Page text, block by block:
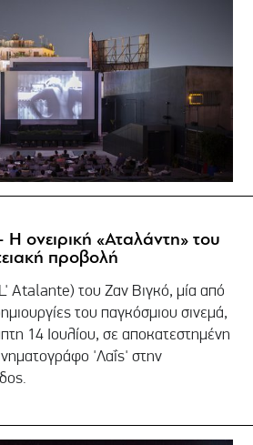
Η ονειρική «Αταλάντη» του
προβολή
Atalante) του Ζαν Βιγκό, μία από
του παγκόσμιου σινεμά,
14 Ιουλίου, σε αποκατεστημένη
'Λαΐς' στην